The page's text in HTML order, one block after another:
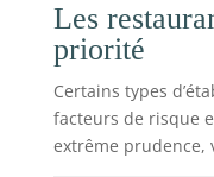
Les
priorité
Certains types
facteurs de risque
extrême prudence,